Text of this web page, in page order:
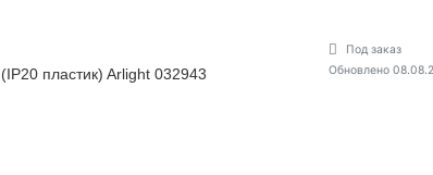
пластик) Arlight 032943
Под заказ
Обновлено